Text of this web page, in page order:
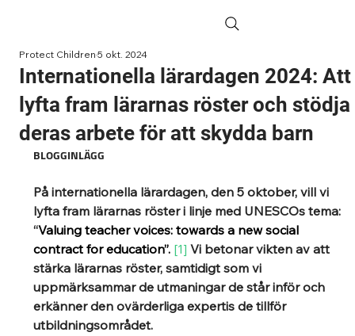
Internationella lärardagen 2024: Att
lyfta fram lärarnas röster och stödja
deras arbete för att skydda barn
Protect Children5 okt. 2024
BLOGGINLÄGG
På internationella lärardagen, den 5 oktober, vill vi
lyfta fram lärarnas röster i linje med UNESCOs tema:
“Valuing teacher voices: towards a new social
contract for education”. [1] Vi betonar vikten av att
stärka lärarnas röster, samtidigt som vi
uppmärksammar de utmaningar de står inför och
erkänner den ovärderliga expertis de tillför
utbildningsområdet.